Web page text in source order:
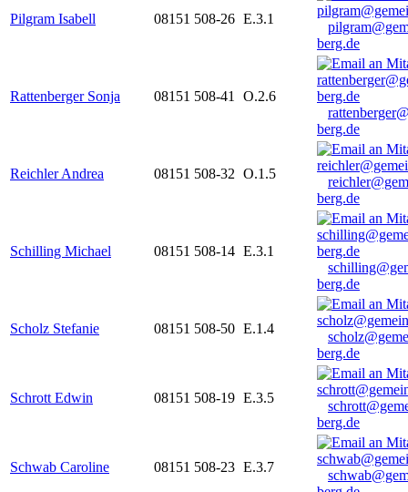
Pilgram Isabell 08151 508-26 E.3.1
berg.de
Rattenberger Sonja 08151 508-41
O.2.6
berg.de
Reichler Andrea 08151 508-32 O.1.5
berg.de
Schilling Michael 08151 508-14 E.3.1
berg.de
Scholz Stefanie 08151 508-50 E.1.4
berg.de
Schrott Edwin 08151 508-19 E.3.5
berg.de
Schwab Caroline 08151 508-23 E.3.7